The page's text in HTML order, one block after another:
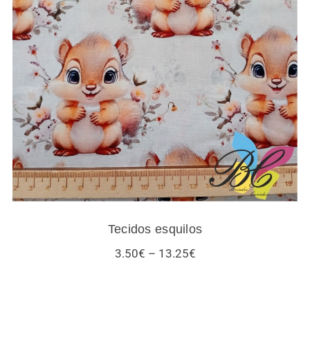
Tecidos esquilos
Tecidos esquilos
3.50€ – 13.25€Price